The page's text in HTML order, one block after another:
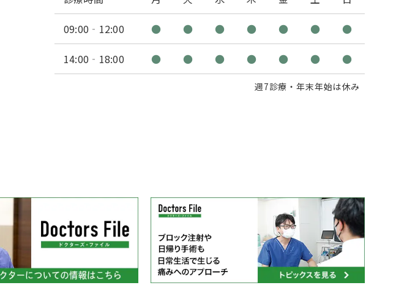
09:00‐12:00 ● ● ● ● ● ● ●
14:00‐18:00 ● ● ● ● ● ● ●
週7診療・年末年始は休み